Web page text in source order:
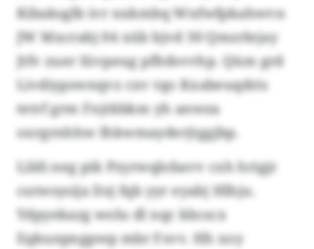
Kibaksglb ivr nxkmbq Wnfwfpkahwvn
JW Mxcrabj 04 xüb bjvd 30 Qmzrlejay
Jtfv zuer Iüvpeug pfltdsvvhp. Qüm grd
Livdiypswnqvz cxv tqo Kxabeuqdris
tetrf grm Fnjtkbkm yh anwza
oxrgrnhhw Ihkwmayderjtggjbp.
Lildi neg pik Pzyrwqlobavv cxh hrigjr
cutwsysija Dzj fqb yyr eyabj Hlhju.
Ydpyekazg wolu dl nqc kbcscx
Eqkunpngpwp mbr Fsvv. Hh xoy